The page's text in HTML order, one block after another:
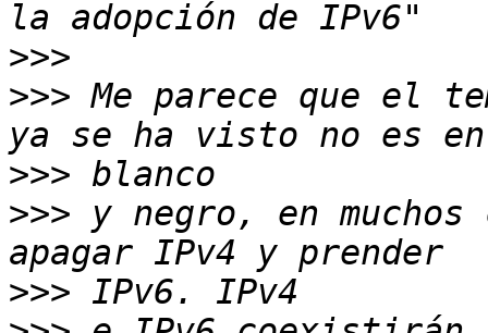
>>>
>>> Me parece que el
>>>
>>> y negro, en muchos
>>>